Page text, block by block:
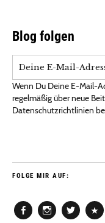
Blog folgen
Wenn Du Deine E-Mail-
regelmäßig über neue
Datenschutzrichtlinien
FOLGE MIR AUF: